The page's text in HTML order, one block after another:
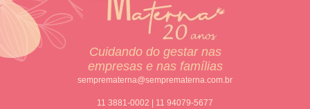
Cuidando do gestar nas
empresas e nas famílias
semprematerna@semprematerna.com.br
11 3881-0002 | 11 94079-5677